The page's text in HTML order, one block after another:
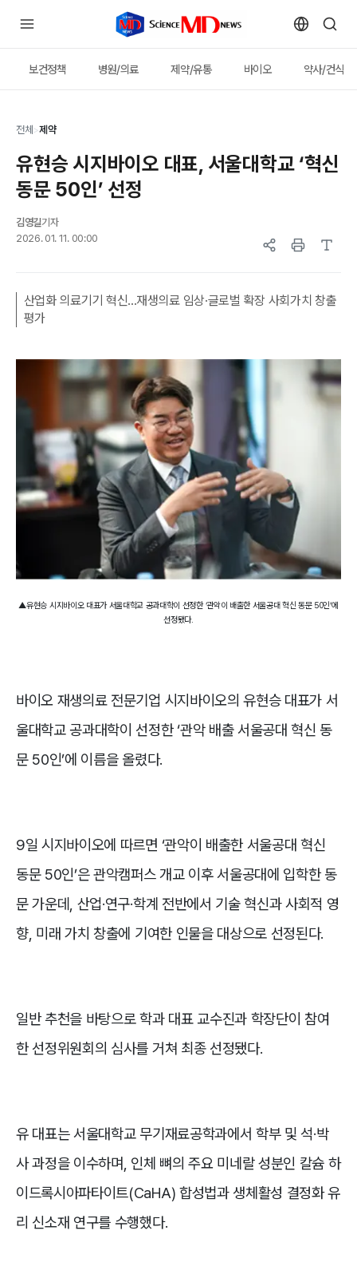
보건정책 병원/의료 제약/유통 바이오 약사/건식
전체 >제약
유현승 시지바이오 대표, 서울대학교 ‘혁신
동문 50인’ 선정
김영길기자
2026. 01. 11. 00:00
산업화 의료기기 혁신...재생의료 임상·글로벌 확장 사회가치 창출
평가
▲유현승 시지바이오 대표가 서울대학교 공과대학이 선정한 ‘관악이 배출한 서울공대 혁신 동문 50인’에
선정됐다.
바이오 재생의료 전문기업 시지바이오의 유현승 대표가 서
울대학교 공과대학이 선정한 ‘관악 배출 서울공대 혁신 동
문 50인’에 이름을 올렸다.
9일 시지바이오에 따르면 ‘관악이 배출한 서울공대 혁신
동문 50인’은 관악캠퍼스 개교 이후 서울공대에 입학한 동
문 가운데, 산업·연구·학계 전반에서 기술 혁신과 사회적 영
향, 미래 가치 창출에 기여한 인물을 대상으로 선정된다.
일반 추천을 바탕으로 학과 대표 교수진과 학장단이 참여
한 선정위원회의 심사를 거쳐 최종 선정됐다.
유 대표는 서울대학교 무기재료공학과에서 학부 및 석·박
사 과정을 이수하며, 인체 뼈의 주요 미네랄 성분인 칼슘 하
이드록시아파타이트(CaHA) 합성법과 생체활성 결정화 유
리 신소재 연구를 수행했다.